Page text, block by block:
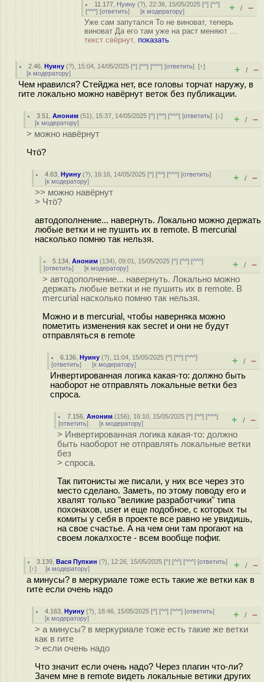
11.177 Нуину (?), 22:36, 15/05/2025 [^] [^^]
[^^^] [ответить] [к модератору] + / –
Уже сам запутался То не виноват, теперь
виноват Да его там уже на раст меняют ...
текст свёрнут, показать
2.46 ,Нуину (?), 15:04, 14/05/2025 [^] [^^] [^^^] [ответить][↑]
[к модератору] + / –
Чем нравился? Стейджа нет, все головы торчат наружу, в
гите локально можно навёрнут веток без публикации.
3.51 ,Аноним (51), 15:37, 14/05/2025 [^] [^^] [^^^] [ответить][↓]
[к модератору] + / –
> можно навёрнут
Чтö?
4.63 ,Нуину (?), 16:16, 14/05/2025 [^] [^^] [^^^] [ответить]
[к модератору] + / –
>> можно навёрнут
> Чтö?
автодополнение... навернуть. Локально можно держать
любые ветки и не пушить их в remote. В mercurial
насколько помню так нельзя.
5.134 ,Аноним (134), 09:01, 15/05/2025 [^] [^^] [^^^]
[ответить] [к модератору] + / –
> автодополнение... навернуть. Локально можно
держать любые ветки и не пушить их в remote. В
mercurial насколько помню так нельзя.
Можно и в mercurial, чтобы наверняка можно
пометить изменения как secret и они не будут
отправляться в remote
6.136 ,Нуину (?), 11:04, 15/05/2025 [^] [^^] [^^^]
[ответить] [к модератору] + / –
Инвертированная логика какая-то: должно быть
наоборот не отправлять локальные ветки без
спроса.
7.156 ,Аноним (156), 16:10, 15/05/2025 [^] [^^] [^^^]
[ответить] [к модератору] + / –
> Инвертированная логика какая-то: должно
быть наоборот не отправлять локальные ветки
без
> спроса.
Так питонисты же писали, у них все через это
место сделано. Заметь, по этому поводу его и
хвалят только "великие разработчики" типа
похонахов, user и еще подобное, с которых ты
комиты у себя в проекте все равно не увидишь,
на свое счастье. А на чем они там прогают на
своем локалхосте - всем вообще пофиг.
3.139 ,Вася Пупкин (?), 12:26, 15/05/2025 [^] [^^] [^^^] [ответить]
[↑] [к модератору] + / –
а минусы? в меркуриале тоже есть такие же ветки как в
гите если очень надо
4.163 ,Нуину (?), 18:46, 15/05/2025 [^] [^^] [^^^] [ответить]
[к модератору] + / –
> а минусы? в меркуриале тоже есть такие же ветки
как в гите
> если очень надо
Что значит если очень надо? Через плагин что-ли?
Зачем мне в remote видеть локальные ветики других